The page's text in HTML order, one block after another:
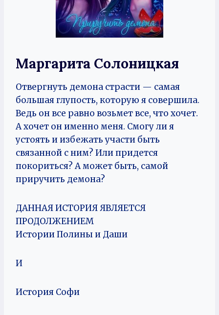
Маргарита Солоницкая
Отвергнуть демона страсти — самая
большая глупость, которую я совершила.
Ведь он все равно возьмет все, что хочет.
А хочет он именно меня. Смогу ли я
устоять и избежать участи быть
связанной с ним? Или придется
покориться? А может быть, самой
приручить демона?
ДАННАЯ ИСТОРИЯ ЯВЛЯЕТСЯ
ПРОДОЛЖЕНИЕМ
Истории Полины и Даши
И
История Софи